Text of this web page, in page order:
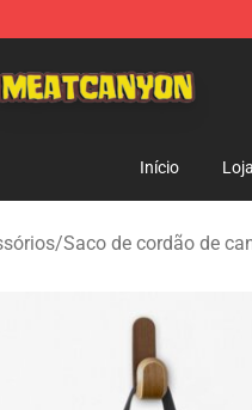
Início Loja
/Saco de cordão de